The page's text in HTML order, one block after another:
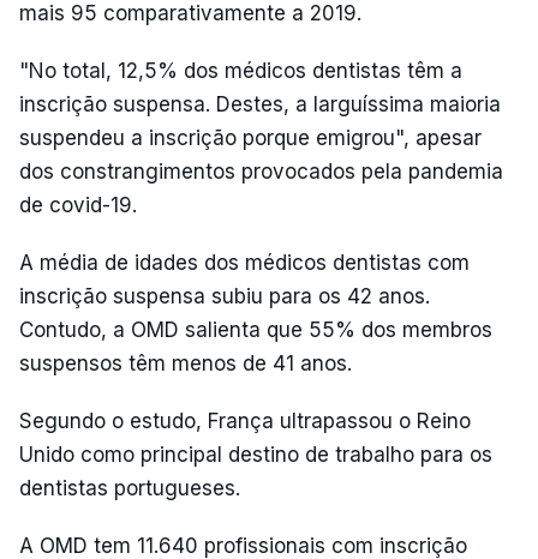
mais 95 comparativamente a 2019.
"No total, 12,5% dos médicos dentistas têm a
inscrição suspensa. Destes, a larguíssima maioria
suspendeu a inscrição porque emigrou", apesar
dos constrangimentos provocados pela pandemia
de covid-19.
A média de idades dos médicos dentistas com
inscrição suspensa subiu para os 42 anos.
Contudo, a OMD salienta que 55% dos membros
suspensos têm menos de 41 anos.
Segundo o estudo, França ultrapassou o Reino
Unido como principal destino de trabalho para os
dentistas portugueses.
A OMD tem 11.640 profissionais com inscrição